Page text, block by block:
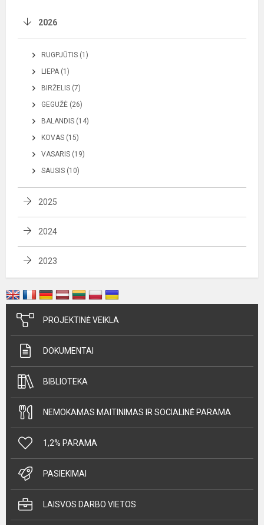
2026
RUGPJŪTIS (1)
LIEPA (1)
BIRŽELIS (7)
GEGUŽĖ (26)
BALANDIS (14)
KOVAS (15)
VASARIS (19)
SAUSIS (10)
2025
2024
2023
PROJEKTINĖ VEIKLA
DOKUMENTAI
BIBLIOTEKA
NEMOKAMAS MAITINIMAS IR SOCIALINĖ PARAMA
1,2% PARAMA
PASIEKIMAI
LAISVOS DARBO VIETOS